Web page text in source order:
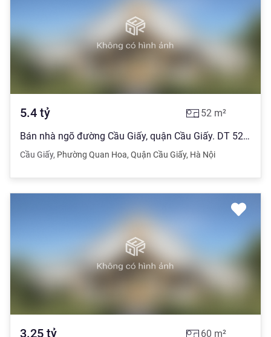
5.4 tỷ 52 m²
Bán nhà ngõ đường Cầu Giấy, quận Cầu Giấy. DT 52m, 4 tầng. Giá 5,4 tỷ
Cầu Giấy, Phường Quan Hoa, Quận Cầu Giấy, Hà Nội
3.25 tỷ 60 m²